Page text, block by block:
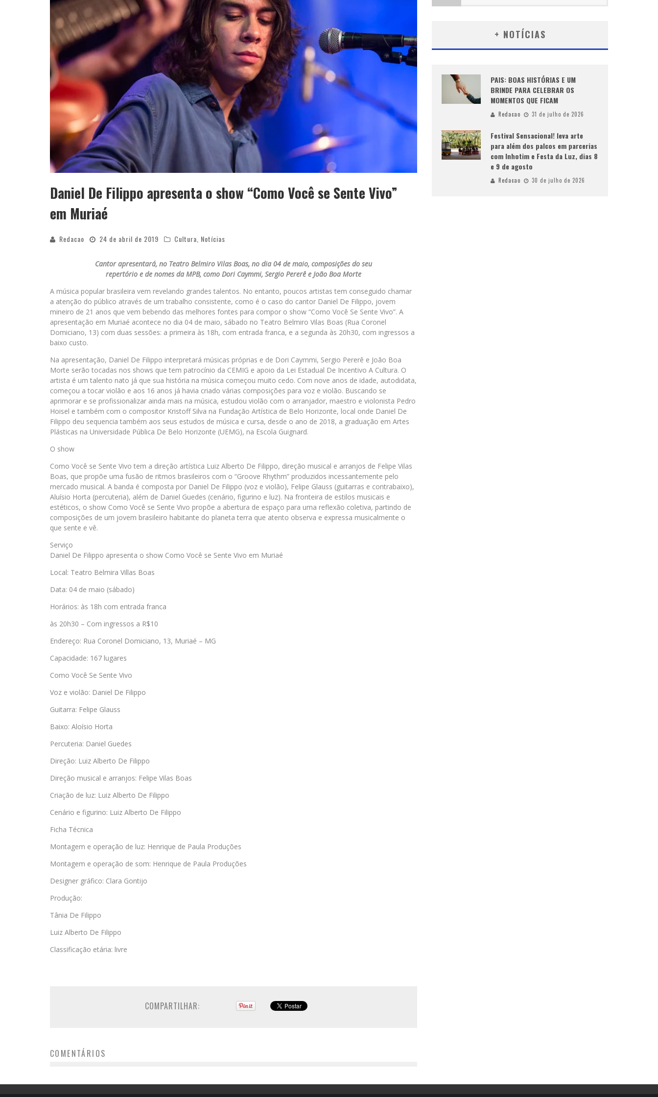
Daniel De Filippo apresenta o show “Como Você se Sente Vivo”
em Muriaé
Redacao 24 de abril de 2019 Cultura Notícias
Cantor apresentará, no Teatro Belmiro Vilas Boas, no dia 04 de maio, composições do seu
repertório e de nomes da MPB, como Dori Caymmi, Sergio Pererê e João Boa Morte
A música popular brasileira vem revelando grandes talentos. No entanto, poucos artistas tem conseguido chamar
a atenção do público através de um trabalho consistente, como é o caso do cantor Daniel De Filippo, jovem
mineiro de 21 anos que vem bebendo das melhores fontes para compor o show “Como Você Se Sente Vivo”. A
apresentação em Muriaé acontece no dia 04 de maio, sábado no Teatro Belmiro Vilas Boas (Rua Coronel
Domiciano, 13) com duas sessões: a primeira às 18h, com entrada franca, e a segunda às 20h30, com ingressos a
baixo custo.
Na apresentação, Daniel De Filippo interpretará músicas próprias e de Dori Caymmi, Sergio Pererê e João Boa
Morte serão tocadas nos shows que tem patrocínio da CEMIG e apoio da Lei Estadual De Incentivo A Cultura. O
artista é um talento nato já que sua história na música começou muito cedo. Com nove anos de idade, autodidata,
começou a tocar violão e aos 16 anos já havia criado várias composições para voz e violão. Buscando se
aprimorar e se profissionalizar ainda mais na música, estudou violão com o arranjador, maestro e violonista Pedro
Hoisel e também com o compositor Kristoff Silva na Fundação Artística de Belo Horizonte, local onde Daniel De
Filippo deu sequencia também aos seus estudos de música e cursa, desde o ano de 2018, a graduação em Artes
Plásticas na Universidade Pública De Belo Horizonte (UEMG), na Escola Guignard.
O show
Como Você se Sente Vivo tem a direção artística Luiz Alberto De Filippo, direção musical e arranjos de Felipe Vilas
Boas, que propõe uma fusão de ritmos brasileiros com o “Groove Rhythm” produzidos incessantemente pelo
mercado musical. A banda é composta por Daniel De Filippo (voz e violão), Felipe Glauss (guitarras e contrabaixo),
Aluísio Horta (percuteria), além de Daniel Guedes (cenário, figurino e luz). Na fronteira de estilos musicais e
estéticos, o show Como Você se Sente Vivo propõe a abertura de espaço para uma reflexão coletiva, partindo de
composições de um jovem brasileiro habitante do planeta terra que atento observa e expressa musicalmente o
que sente e vê.
Serviço
Daniel De Filippo apresenta o show Como Você se Sente Vivo em Muriaé
Local: Teatro Belmira Villas Boas
Data: 04 de maio (sábado)
Horários: às 18h com entrada franca
às 20h30 – Com ingressos a R$10
Endereço: Rua Coronel Domiciano, 13, Muriaé – MG
Capacidade: 167 lugares
Como Você Se Sente Vivo
Voz e violão: Daniel De Filippo
Guitarra: Felipe Glauss
Baixo: Aloísio Horta
Percuteria: Daniel Guedes
Direção: Luiz Alberto De Filippo
Direção musical e arranjos: Felipe Vilas Boas
Criação de luz: Luiz Alberto De Filippo
Cenário e figurino: Luiz Alberto De Filippo
Ficha Técnica
Montagem e operação de luz: Henrique de Paula Produções
Montagem e operação de som: Henrique de Paula Produções
Designer gráfico: Clara Gontijo
Produção:
Tânia De Filippo
Luiz Alberto De Filippo
Classificação etária: livre
COMPARTILHAR:
COMENTÁRIOS
+ NOTÍCIAS
PAIS: BOAS HISTÓRIAS E UM
BRINDE PARA CELEBRAR OS
MOMENTOS QUE FICAM
Redacao 31 de julho de 2026
Festival Sensacional! leva arte
para além dos palcos em parcerias
com Inhotim e Festa da Luz, dias 8
e 9 de agosto
Redacao 30 de julho de 2026